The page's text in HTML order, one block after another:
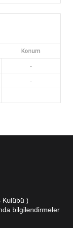
Konum
-
-
Kulübü )
bilgilendirmeler